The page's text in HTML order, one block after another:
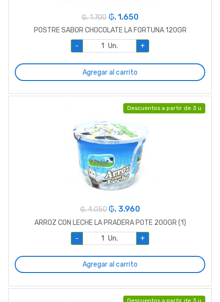
₲. 1.700 ₲. 1.650
POSTRE SABOR CHOCOLATE LA FORTUNA 120GR
-
Un. +
Agregar al carrito
Descuentos a partir de 3 u
₲. 4.050 ₲. 3.960
ARROZ CON LECHE LA PRADERA POTE 200GR (1)
-
Un. +
Agregar al carrito
Descuentos a partir de 3 u